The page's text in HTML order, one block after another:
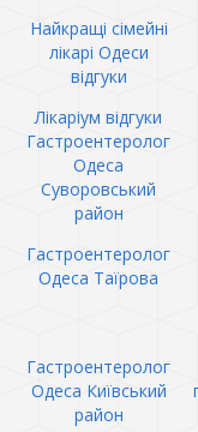
Найкращі сімейні
лікарі Одеси
відгуки
Лікаріум відгуки
Гастроентеролог
Одеса
Суворовський
район
Гастроентеролог
Одеса Таїрова
Гастроентеролог
Одеса Київський
район